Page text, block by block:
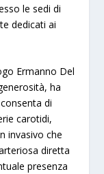
le sedi di
dedicati ai
Ermanno Del
ha
di
carotidi,
invasivo che
diretta
presenza